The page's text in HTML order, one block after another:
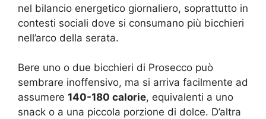
nel bilancio energetico giornaliero, soprattutto in
contesti sociali dove si consumano più bicchieri
nell’arco della serata.
Bere uno o due bicchieri di Prosecco può
sembrare inoffensivo, ma si arriva facilmente ad
assumere 140-180 calorie, equivalenti a uno
snack o a una piccola porzione di dolce. D’altra